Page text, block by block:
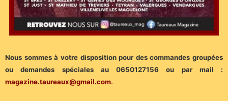
Nous sommes à votre disposition pour des commandes groupées
ou demandes spéciales au 0650127156 ou par mail :
magazine.taureaux@gmail.com.